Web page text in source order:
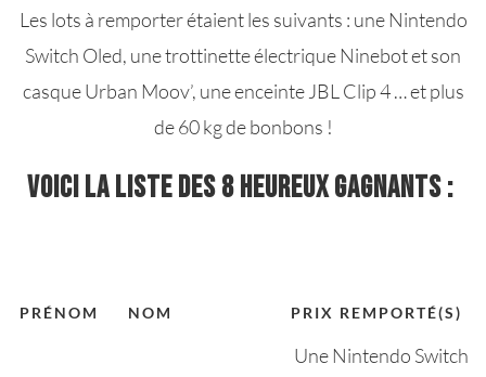
Les lots à remporter étaient les suivants : une Nintendo
Switch Oled, une trottinette électrique Ninebot et son
casque Urban Moov’, une enceinte JBL Clip 4 … et plus
de 60 kg de bonbons !
VOICI LA LISTE DES 8 HEUREUX GAGNANTS :
PRÉNOM NOM PRIX REMPORTÉ(S)
Une Nintendo Switch